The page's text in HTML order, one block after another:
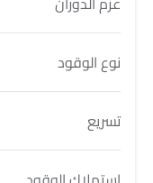
نوع الوقود
تسريع